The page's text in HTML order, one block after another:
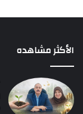
الأكثر مشاهده